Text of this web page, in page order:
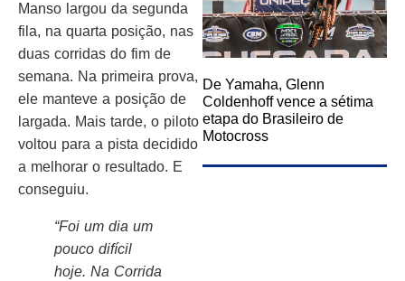
Manso largou da segunda
fila, na quarta posição, nas
duas corridas do fim de
semana. Na primeira prova,
ele manteve a posição de
largada. Mais tarde, o piloto
voltou para a pista decidido
a melhorar o resultado. E
conseguiu.
“Foi um dia um
pouco difícil
hoje. Na Corrida
De Yamaha, Glenn
Coldenhoff vence a sétima
etapa do Brasileiro de
Motocross